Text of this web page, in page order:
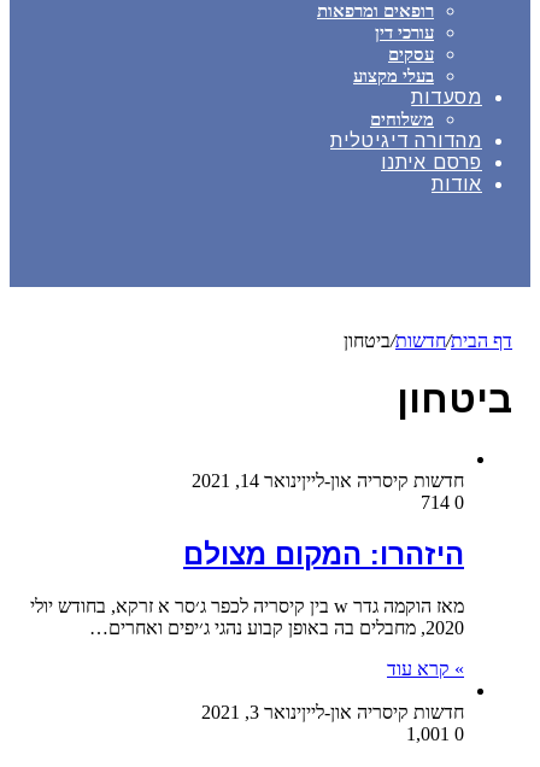
רופאים ומרפאות
עורכי דין
עסקים
בעלי מקצוע
מסעדות
משלוחים
מהדורה דיגיטלית
פרסם איתנו
אודות
דף הבית/חדשות/ביטחון
ביטחון
חדשות קיסריה און-לייןינואר 14, 2021
0
היזהרו: המקום מצולם
מאז הוקמה גדר w בין קיסריה לכפר ג׳סר א זרקא, בחודש יולי
2020, מחבלים בה באופן קבוע נהגי ג׳יפים ואחרים…
» קרא עוד
חדשות קיסריה און-לייןינואר 3, 2021
0